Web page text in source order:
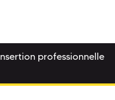
Insertion professionnelle